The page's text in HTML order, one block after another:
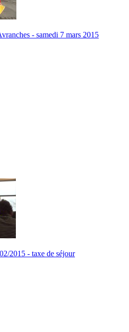
- samedi 7 mars 2015
2015 - taxe de séjour